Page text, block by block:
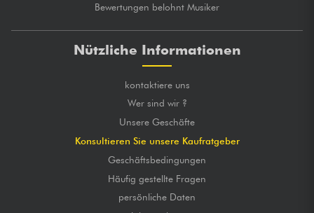
Bewertungen belohnt Musiker
Nützliche Informationen
kontaktiere uns
Wer sind wir ?
Unsere Geschäfte
Konsultieren Sie unsere Kaufratgeber
Geschäftsbedingungen
Häufig gestellte Fragen
persönliche Daten